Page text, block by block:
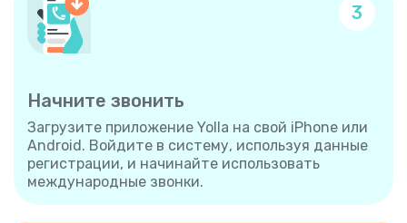
3
Начните звонить
Загрузите приложение Yolla на свой iPhone или
Android. Войдите в систему, используя данные
регистрации, и начинайте использовать
международные звонки.